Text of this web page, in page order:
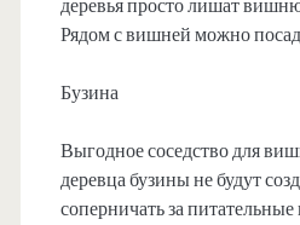
деревья просто лишат
Рядом с вишней можно
Бузина
Выгодное соседство для
деревца бузины не будут
соперничать за